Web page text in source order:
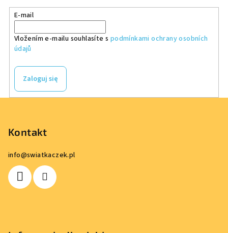
E-mail
Vložením e-mailu souhlasíte s podmínkami ochrany osobních
údajů
Zaloguj się
Kontakt
info@swiatkaczek.pl